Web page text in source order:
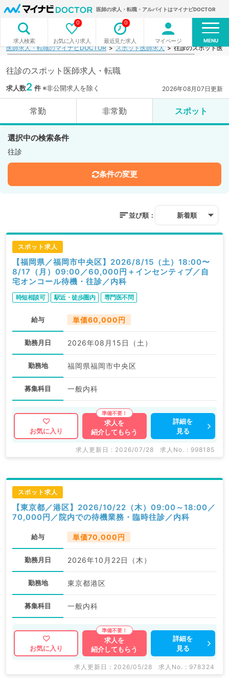
医師の求人・転職・アルバイトはマイナビDOCTOR
求人検索 お気に入り求人
0
最近見た求人
0
マイページ MENU
医師求人・転職のマイナビDOCTOR スポット医師求人 往診のスポット医
往診のスポット医師求人・転職
求人数2 件※非公開求人を除く 2026年08月07日更新
常勤 非常勤 スポット
選択中の検索条件
往診
条件の変更
並び順： 新着順
スポット求人
【福岡県／福岡市中央区】2026/8/15（土）18:00〜
8/17（月）09:00／60,000円＋インセンティブ／自
宅オンコール待機・往診／内科
時短相談可 駅近・徒歩圏内 専門医不問
給与 単価60,000円
勤務月日 2026年08月15日（土）
勤務地 福岡県福岡市中央区
募集科目 一般内科
お気に入り
求人を
紹介してもらう
詳細を
見る
求人更新日 : 2026/07/28 求人No. : 998185
スポット求人
【東京都／港区】2026/10/22（木）09:00～18:00／
70,000円／院内での待機業務・臨時往診／内科
給与 単価70,000円
勤務月日 2026年10月22日（木）
勤務地 東京都港区
募集科目 一般内科
お気に入り
求人を
紹介してもらう
詳細を
見る
求人更新日 : 2026/05/28 求人No. : 978324